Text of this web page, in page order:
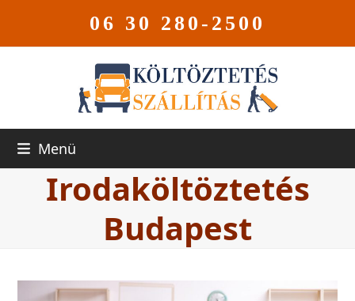
06 30 280-2500
Menü
Irodaköltöztetés
Budapest